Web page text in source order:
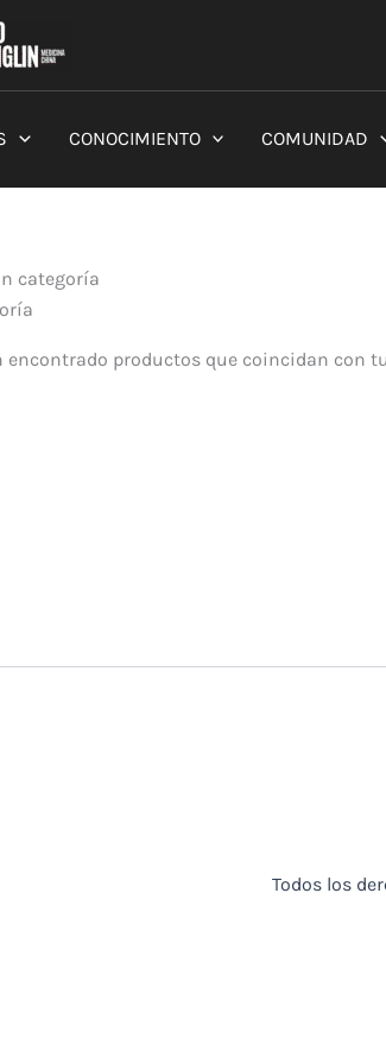
Medicina China
CONOCIMIENTO COMUNIDAD
categoría
encontrado productos que coincidan con
Todos los